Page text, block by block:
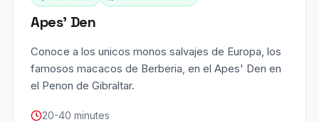
Apes' Den
Conoce a los unicos monos salvajes de Europa, los
famosos macacos de Berberia, en el Apes' Den en
el Penon de Gibraltar.
20-40 minutes